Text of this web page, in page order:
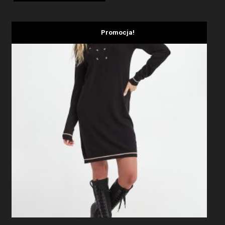
Promocja!